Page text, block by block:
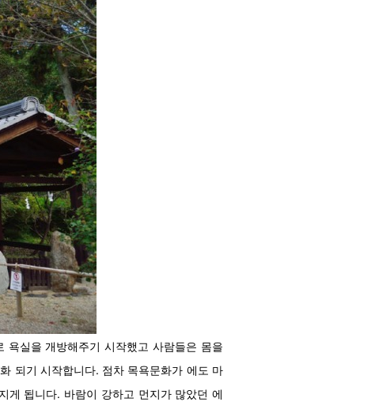
실을 개방해주기 시작했고 사람들은 몸을
되기 시작합니다. 점차 목욕문화가 에도 마
게 됩니다. 바람이 강하고 먼지가 많았던 에